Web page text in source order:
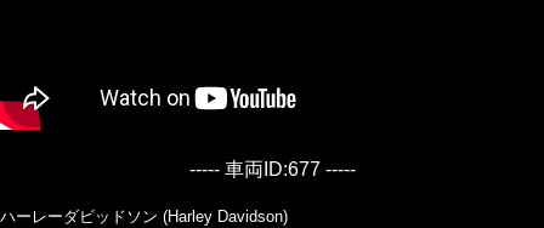
----- 車両ID:677 -----
ハーレーダビッドソン (Harley Davidson)